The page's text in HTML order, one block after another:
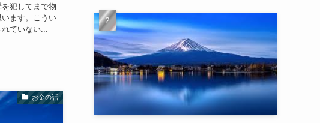
犯してまで物
ます。こうい
ていない...
お金の話